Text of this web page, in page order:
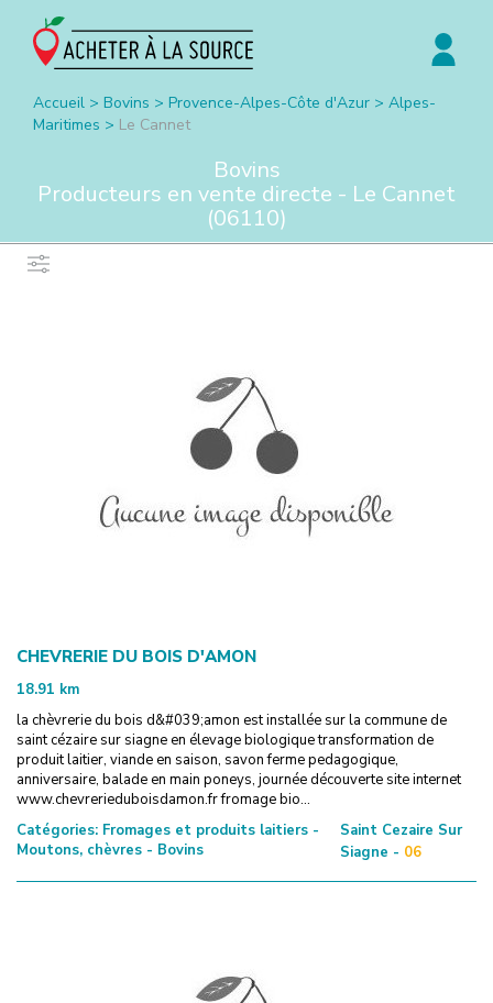
Accueil > Bovins > Provence-Alpes-Côte d'Azur > Alpes-
Maritimes > Le Cannet
Bovins
Producteurs en vente directe - Le Cannet
(06110)
CHEVRERIE DU BOIS D'AMON
18.91 km
la chèvrerie du bois d&#039;amon est installée sur la commune de
saint cézaire sur siagne en élevage biologique transformation de
produit laitier, viande en saison, savon ferme pedagogique,
anniversaire, balade en main poneys, journée découverte site internet
www.chevrerieduboisdamon.fr fromage bio...
Catégories: Fromages et produits laitiers -
Moutons, chèvres - Bovins
Saint Cezaire Sur
Siagne - 06